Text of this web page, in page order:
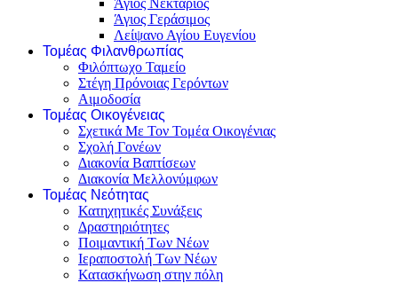
Άγιος Γεράσιμος
Λείψανο Αγίου Ευγενίου
Τομέας Φιλανθρωπίας
Φιλόπτωχο Ταμείο
Στέγη Πρόνοιας Γερόντων
Αιμοδοσία
Τομέας Οικογένειας
Σχετικά Με Τον Τομέα Οικογένιας
Σχολή Γονέων
Διακονία Βαπτίσεων
Διακονία Μελλονύμφων
Τομέας Νεότητας
Κατηχητικές Συνάξεις
Δραστηριότητες
Ποιμαντική Των Νέων
Ιεραποστολή Των Νέων
Κατασκήνωση στην πόλη